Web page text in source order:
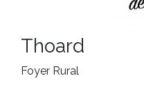
Thoard
Foyer Rural